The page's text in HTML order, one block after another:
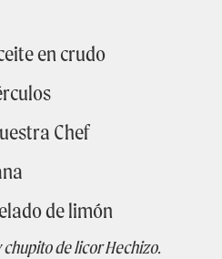
en crudo
Chef
de limón
de licor Hechizo.